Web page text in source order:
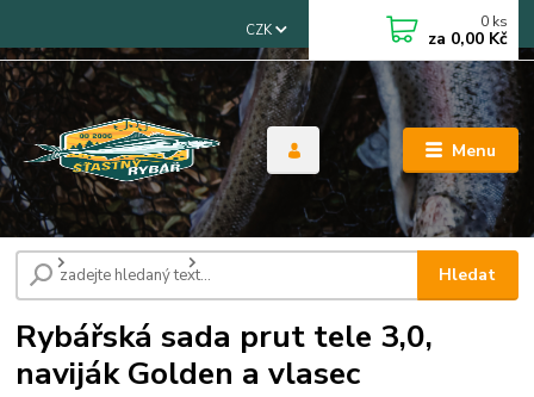
Menu
CZK
Hledat
0 ks
za 0,00 Kč
Úvod Sady pro mládež
Rybářská sada prut tele 3,0, naviják Golden a
vlasec
Rybářská sada prut tele 3,0,
naviják Golden a vlasec